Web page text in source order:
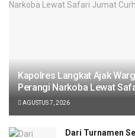
Kapolres Langkat Ajak
Perangi Narkoba Lewat
AGUSTUS 7, 2026
Dari Turnamen